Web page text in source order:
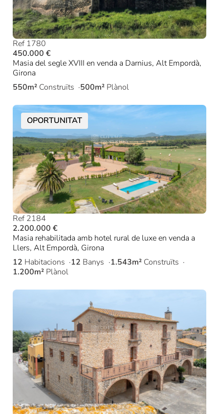
Ref 1780
450.000 €
Masia del segle XVIII en venda a Darnius, Alt Empordà,
Girona
550m² Construïts 500m² Plànol
OPORTUNITAT
Ref 2184
2.200.000 €
Masia rehabilitada amb hotel rural de luxe en venda a
Llers, Alt Empordà, Girona
12 Habitacions 12 Banys 1.543m² Construïts
1.200m² Plànol